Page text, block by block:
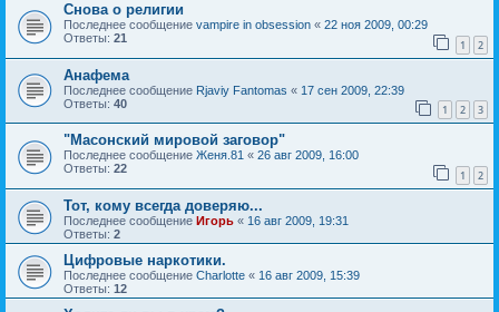
Снова о религии
Последнее сообщение vampire in obsession « 22 ноя 2009, 00:29
Ответы: 21 1 2
Анафема
Последнее сообщение Rjaviy Fantomas « 17 сен 2009, 22:39
Ответы: 40 1 2 3
"Масонский мировой заговор"
Последнее сообщение Женя.81 « 26 авг 2009, 16:00
Ответы: 22 1 2
Тот, кому всегда доверяю...
Последнее сообщение Игорь « 16 авг 2009, 19:31
Ответы: 2
Цифровые наркотики.
Последнее сообщение Charlotte « 16 авг 2009, 15:39
Ответы: 12